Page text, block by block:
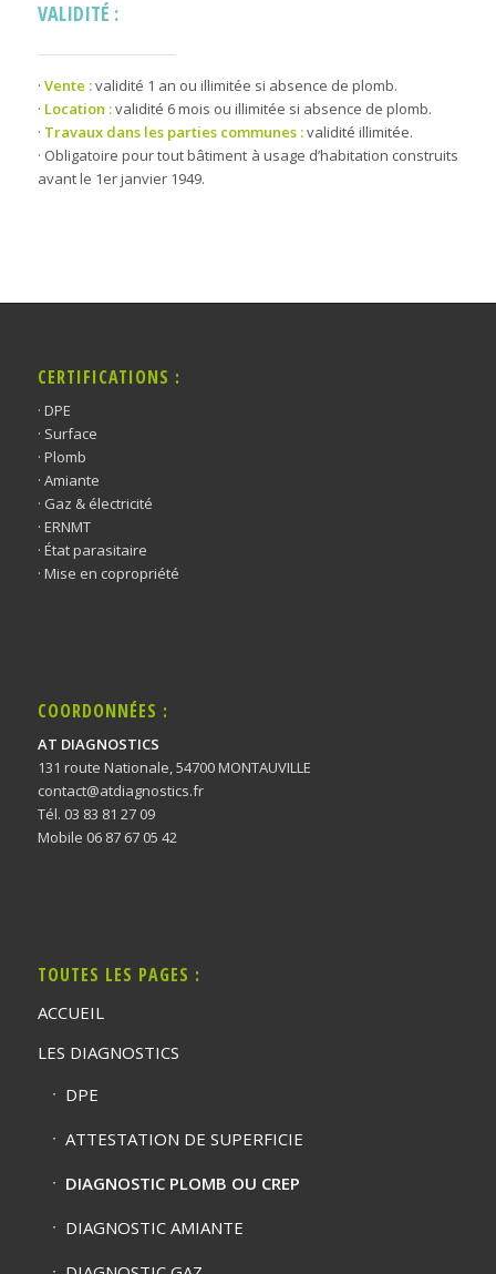
VALIDITÉ :
· Vente :validité 1 an ou illimitée si absence de plomb.
· Location :validité 6 mois ou illimitée si absence de plomb.
· Travaux dans les parties communes :validité illimitée.
· Obligatoire pour tout bâtiment à usage d’habitation construits
avant le 1er janvier 1949.
CERTIFICATIONS :
· DPE
· Surface
· Plomb
· Amiante
· Gaz & électricité
· ERNMT
· État parasitaire
· Mise en copropriété
COORDONNÉES :
AT DIAGNOSTICS
131 route Nationale, 54700 MONTAUVILLE
contact@atdiagnostics.fr
Tél. 03 83 81 27 09
Mobile 06 87 67 05 42
TOUTES LES PAGES :
ACCUEIL
LES DIAGNOSTICS
DPE
ATTESTATION DE SUPERFICIE
DIAGNOSTIC PLOMB OU CREP
DIAGNOSTIC AMIANTE